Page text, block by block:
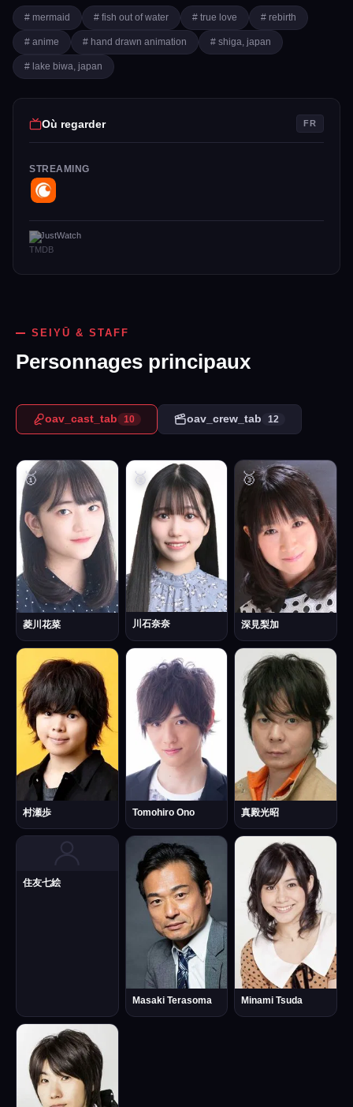
# mermaid # fish out of water # true love # rebirth
# anime # hand drawn animation # shiga, japan
# lake biwa, japan
Où regarder FR
STREAMING
JustWatch
SEIYŪ & STAFF
Personnages principaux
oav_cast_tab 10 oav_crew_tab 12
🥇
菱川花菜
🥈
川石奈奈
🥉
深見梨加
村瀬歩 Tomohiro Ono 真殿光昭
住友七絵
Masaki Terasoma Minami Tsuda